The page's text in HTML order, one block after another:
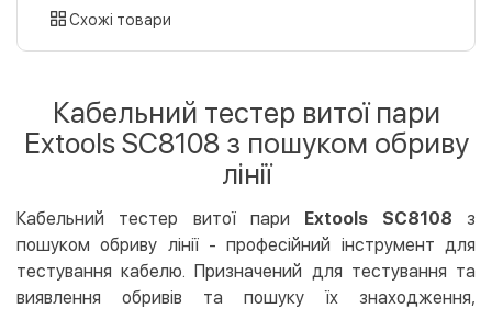
картою
LiqPay
Apple Pay
Безготівковий розрахунок
Оплата на карту юр.особи
Оплата на рахунок юр.особи
Безкоштовно
Схожі товари
Кабельний тестер витої пари
Extools SC8108 з пошуком обриву
лінії
Кабельний тестер витої пари Extools SC8108 з
пошуком обриву лінії - професійний інструмент для
тестування кабелю. Призначений для тестування та
виявлення обривів та пошуку їх знаходження,